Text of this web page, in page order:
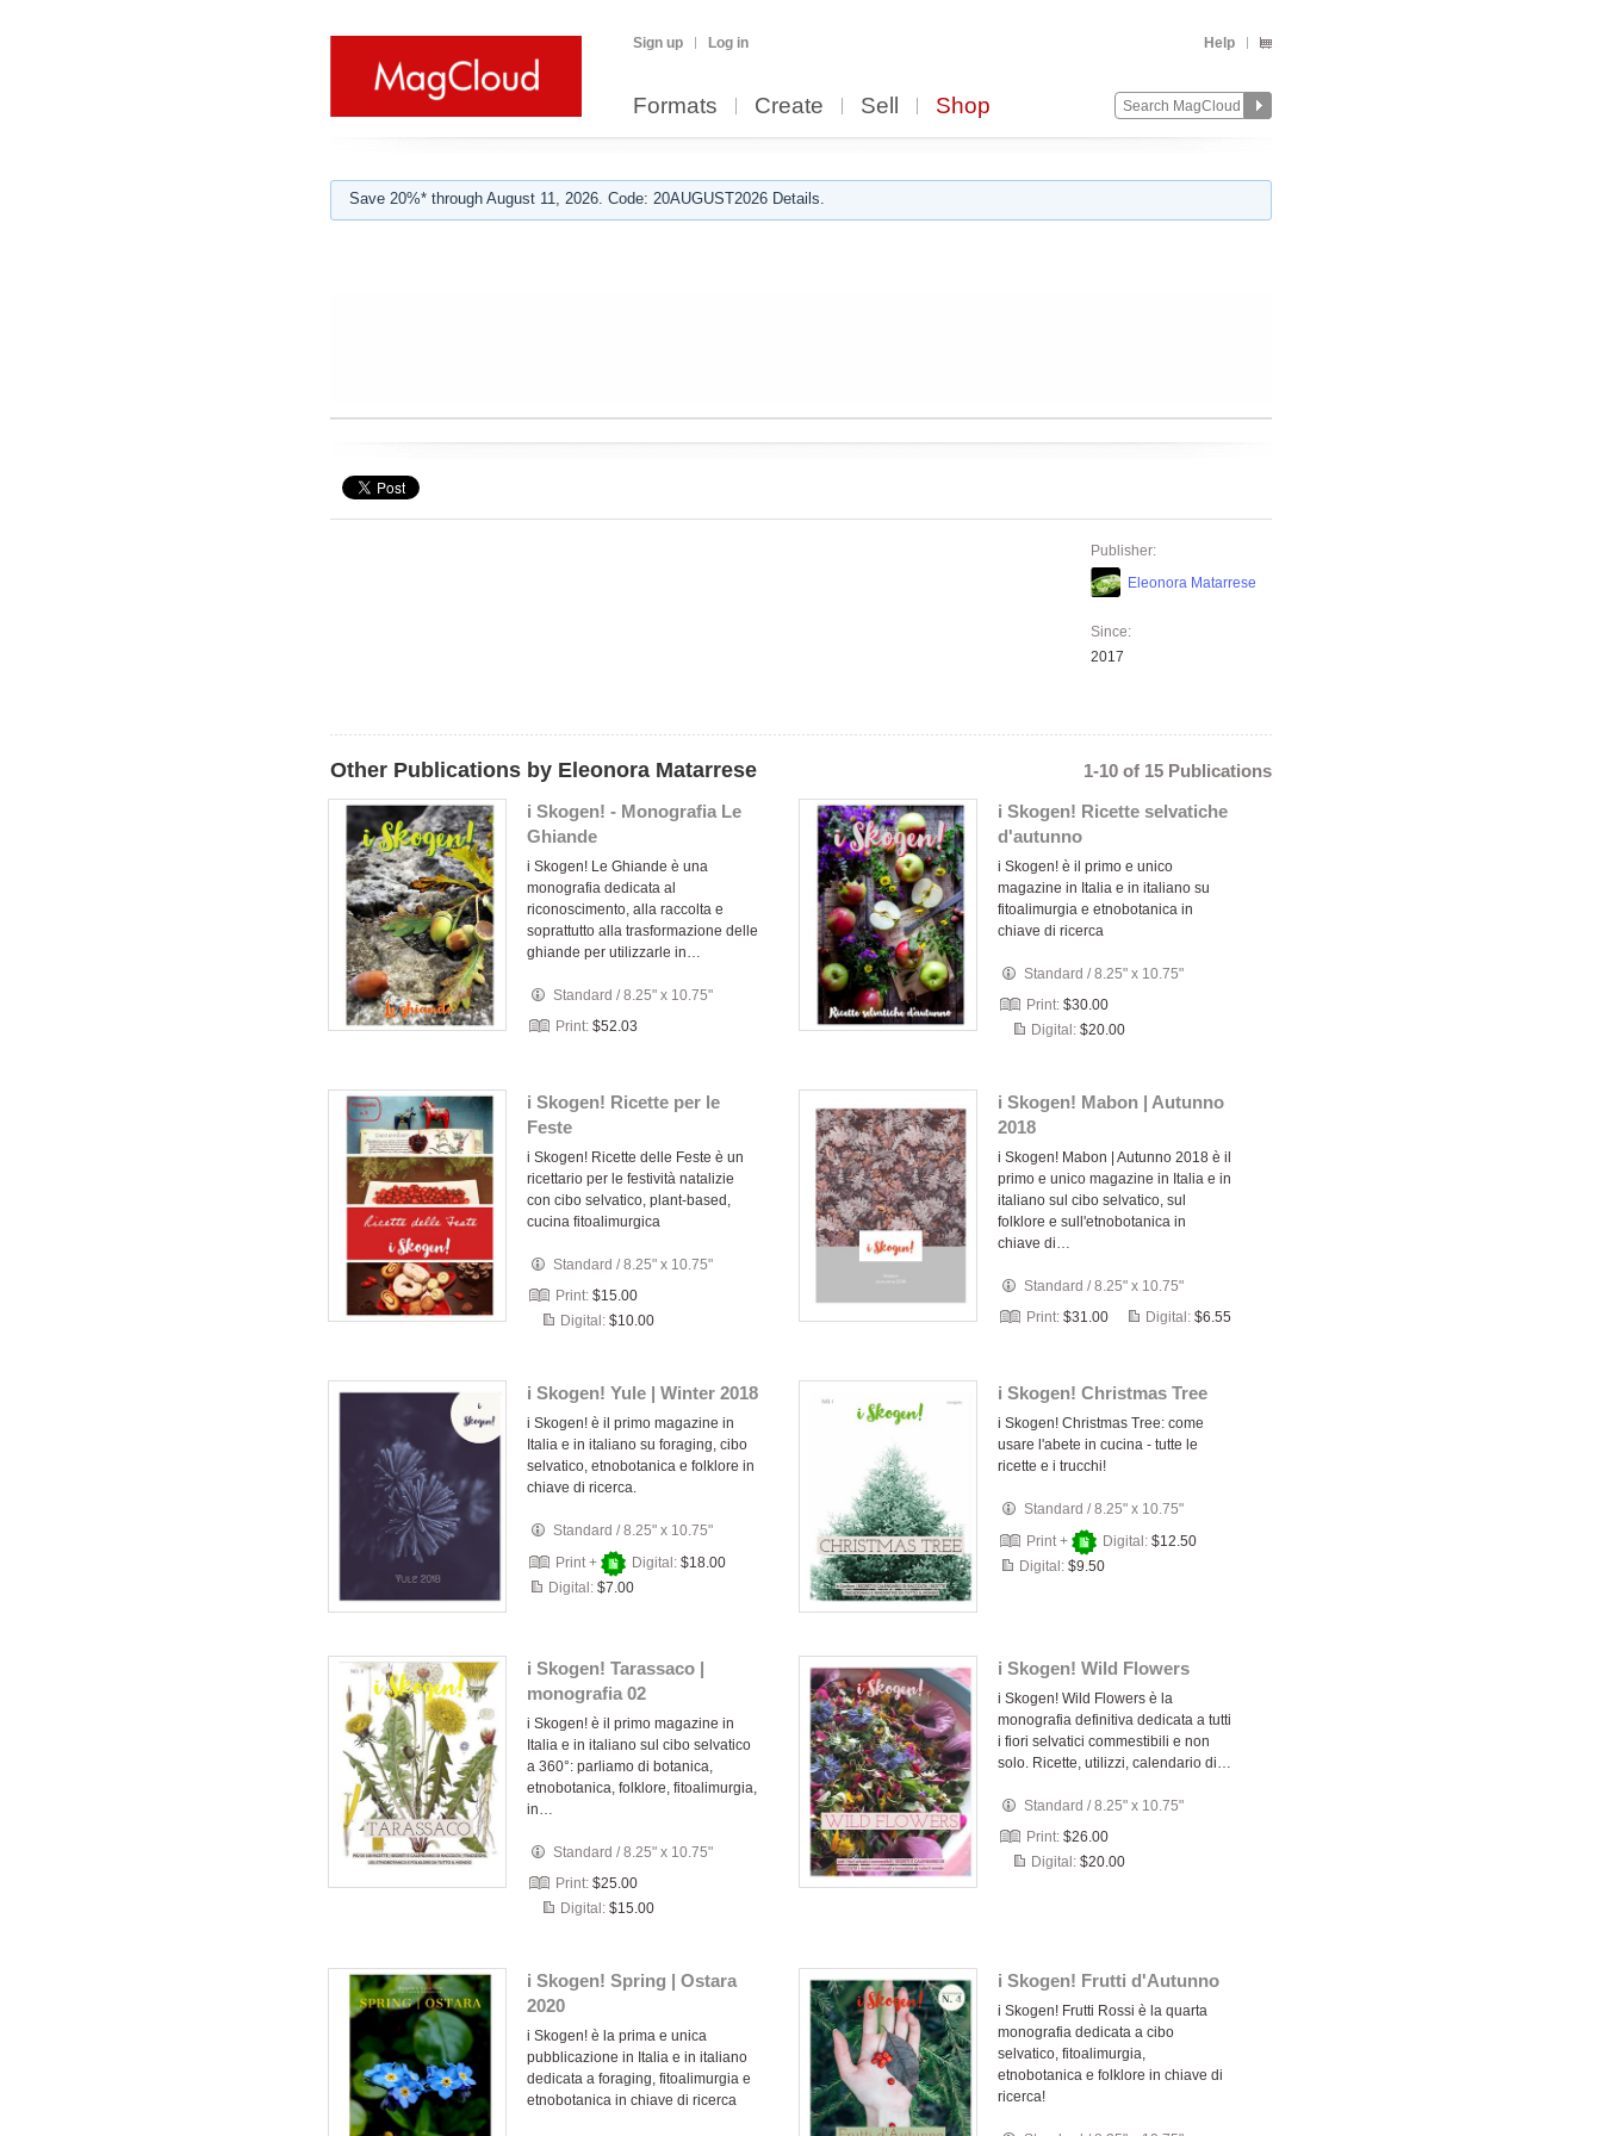
Sign up Log in Help
Formats Create Sell Shop
Save 20%* through August 11, 2026. Code: 20AUGUST2026 Details.
Publisher:
Eleonora Matarrese
Since:
2017
Other Publications by Eleonora Matarrese
1-10 of 15 Publications
i Skogen! - Monografia Le
Ghiande
i Skogen! Le Ghiande è una
monografia dedicata al
riconoscimento, alla raccolta e
soprattutto alla trasformazione delle
ghiande per utilizzarle in…
Standard /8.25" x 10.75"
Print: $52.03
i Skogen! Ricette selvatiche
d'autunno
i Skogen! è il primo e unico
magazine in Italia e in italiano su
fitoalimurgia e etnobotanica in
chiave di ricerca
Standard /8.25" x 10.75"
Print: $30.00
Digital: $20.00
i Skogen! Ricette per le
Feste
i Skogen! Ricette delle Feste è un
ricettario per le festività natalizie
con cibo selvatico, plant-based,
cucina fitoalimurgica
Standard /8.25" x 10.75"
Print: $15.00
Digital: $10.00
i Skogen! Mabon | Autunno
2018
i Skogen! Mabon | Autunno 2018 è il
primo e unico magazine in Italia e in
italiano sul cibo selvatico, sul
folklore e sull'etnobotanica in
chiave di…
Standard /8.25" x 10.75"
Print: $31.00 Digital: $6.55
i Skogen! Yule | Winter 2018
i Skogen! è il primo magazine in
Italia e in italiano su foraging, cibo
selvatico, etnobotanica e folklore in
chiave di ricerca.
Standard /8.25" x 10.75"
Print +
Digital: $18.00
Digital: $7.00
i Skogen! Christmas Tree
i Skogen! Christmas Tree: come
usare l'abete in cucina - tutte le
ricette e i trucchi!
Standard /8.25" x 10.75"
Print +
Digital: $12.50
Digital: $9.50
i Skogen! Tarassaco |
monografia 02
i Skogen! è il primo magazine in
Italia e in italiano sul cibo selvatico
a 360°: parliamo di botanica,
etnobotanica, folklore, fitoalimurgia,
in…
Standard /8.25" x 10.75"
Print: $25.00
Digital: $15.00
i Skogen! Wild Flowers
i Skogen! Wild Flowers è la
monografia definitiva dedicata a tutti
i fiori selvatici commestibili e non
solo. Ricette, utilizzi, calendario di…
Standard /8.25" x 10.75"
Print: $26.00
Digital: $20.00
i Skogen! Spring | Ostara
2020
i Skogen! è la prima e unica
pubblicazione in Italia e in italiano
dedicata a foraging, fitoalimurgia e
etnobotanica in chiave di ricerca
i Skogen! Frutti d'Autunno
i Skogen! Frutti Rossi è la quarta
monografia dedicata a cibo
selvatico, fitoalimurgia,
etnobotanica e folklore in chiave di
ricerca!